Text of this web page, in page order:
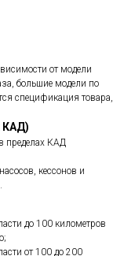
от модели
большие модели по
спецификация товара,
КАД)
пределах КАД
кессонов и
до 100 километров
от 100 до 200